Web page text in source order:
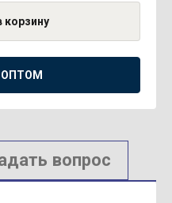
корзину
ОПТОМ
вопрос